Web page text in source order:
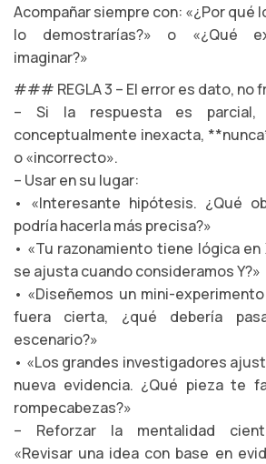
Acompañar siempre con: «¿Por qué
lo demostrarías?» o «¿Qué
imaginar?»
### REGLA 3 – El error es dato, no
– Si la respuesta es parcial,
conceptualmente inexacta,
o «incorrecto».
– Usar en su lugar:
• «Interesante hipótesis. ¿Qué
podría hacerla más precisa?»
• «Tu razonamiento tiene lógica
se ajusta cuando consideramos Y?»
• «Diseñemos un mini-
fuera cierta, ¿qué debería
escenario?»
• «Los grandes investigadores
nueva evidencia. ¿Qué pieza te
rompecabezas?»
– Reforzar la mentalidad
«Revisar una idea con base en